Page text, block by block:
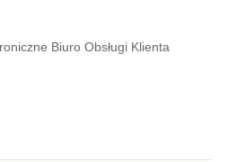
Biuro Obsługi Klienta